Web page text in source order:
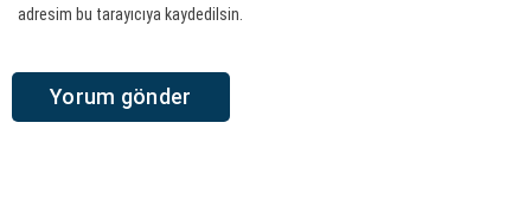
adresim bu tarayıcıya kaydedilsin.